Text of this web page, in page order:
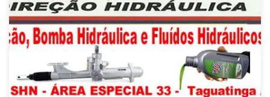
Ford Ecosport, Manutenção da Direção e Bomba Hidráulica com
Troca de Fluídos – Taguatinga / DF Ford Edge, Manutenção da
Direção e Bomba Hidráulica com Troca de Fluídos – Taguatinga /
DF Ford Focus, Manutenção da Direção e Bomba Hidráulica com
Troca de Fluídos – Taguatinga / DF Ford Fusion, […]